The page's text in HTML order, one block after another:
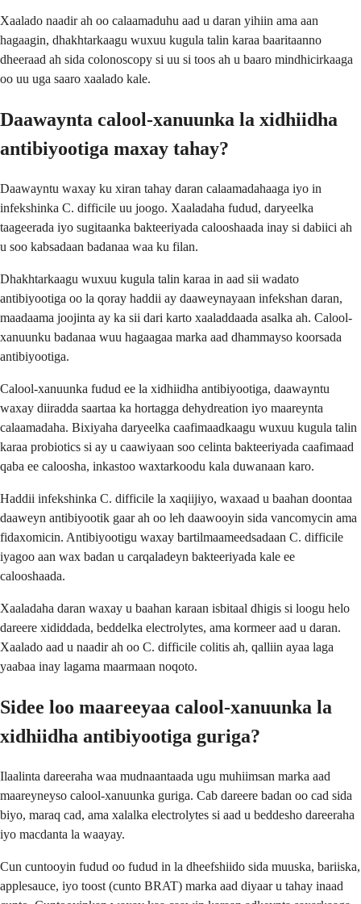
Xaalado naadir ah oo calaamaduhu aad u daran yihiin ama aan
hagaagin, dhakhtarkaagu wuxuu kugula talin karaa baaritaanno
dheeraad ah sida colonoscopy si uu si toos ah u baaro mindhicirkaaga
oo uu uga saaro xaalado kale.
Daawaynta calool-xanuunka la xidhiidha
antibiyootiga maxay tahay?
Daawayntu waxay ku xiran tahay daran calaamadahaaga iyo in
infekshinka C. difficile uu joogo. Xaaladaha fudud, daryeelka
taageerada iyo sugitaanka bakteeriyada calooshaada inay si dabiici ah
u soo kabsadaan badanaa waa ku filan.
Dhakhtarkaagu wuxuu kugula talin karaa in aad sii wadato
antibiyootiga oo la qoray haddii ay daaweynayaan infekshan daran,
maadaama joojinta ay ka sii dari karto xaaladdaada asalka ah. Calool-
xanuunku badanaa wuu hagaagaa marka aad dhammayso koorsada
antibiyootiga.
Calool-xanuunka fudud ee la xidhiidha antibiyootiga, daawayntu
waxay diiradda saartaa ka hortagga dehydreation iyo maareynta
calaamadaha. Bixiyaha daryeelka caafimaadkaagu wuxuu kugula talin
karaa probiotics si ay u caawiyaan soo celinta bakteeriyada caafimaad
qaba ee caloosha, inkastoo waxtarkoodu kala duwanaan karo.
Haddii infekshinka C. difficile la xaqiijiyo, waxaad u baahan doontaa
daaweyn antibiyootik gaar ah oo leh daawooyin sida vancomycin ama
fidaxomicin. Antibiyootigu waxay bartilmaameedsadaan C. difficile
iyagoo aan wax badan u carqaladeyn bakteeriyada kale ee
calooshaada.
Xaaladaha daran waxay u baahan karaan isbitaal dhigis si loogu helo
dareere xididdada, beddelka electrolytes, ama kormeer aad u daran.
Xaalado aad u naadir ah oo C. difficile colitis ah, qalliin ayaa laga
yaabaa inay lagama maarmaan noqoto.
Sidee loo maareeyaa calool-xanuunka la
xidhiidha antibiyootiga guriga?
Ilaalinta dareeraha waa mudnaantaada ugu muhiimsan marka aad
maareyneyso calool-xanuunka guriga. Cab dareere badan oo cad sida
biyo, maraq cad, ama xalalka electrolytes si aad u beddesho dareeraha
iyo macdanta la waayay.
Cun cuntooyin fudud oo fudud in la dheefshiido sida muuska, bariiska,
applesauce, iyo toost (cunto BRAT) marka aad diyaar u tahay inaad